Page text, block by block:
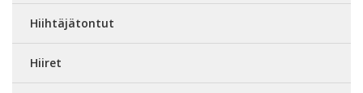
Hiihtäjätontut
Hiiret